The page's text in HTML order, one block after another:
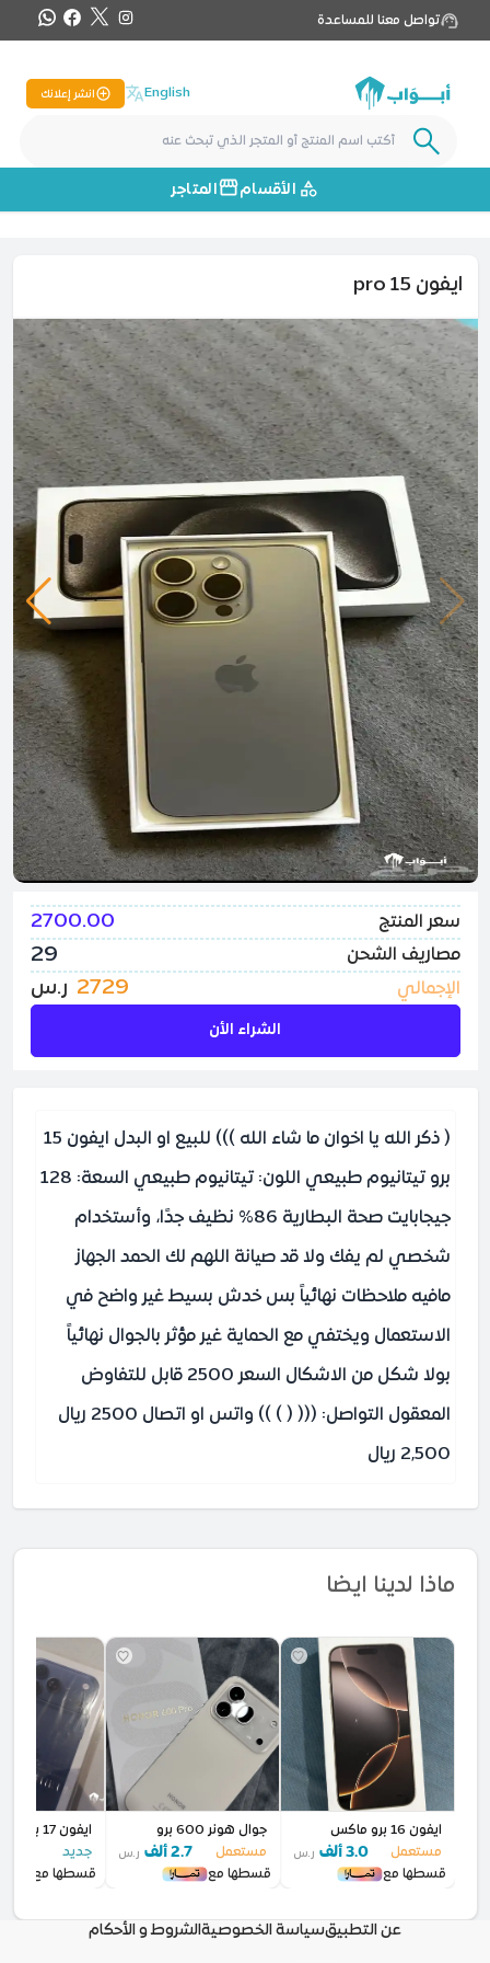
تواصل معنا للمساعدة
English انشر إعلانك
الأقسام المتاجر
ايفون 15 pro
سعر المنتج 2700.00
مصاريف الشحن 29
الإجمالي 2729 ر.س
الشراء الأن
( ذكر الله يا اخوان ما شاء الله ))) للبيع او البدل ايفون 15
برو تيتانيوم طبيعي اللون: تيتانيوم طبيعي السعة: 128
جيجابايت صحة البطارية 86% نظيف جدًا، وأستخدام
شخصي لم يفك ولا قد صيانة اللهم لك الحمد الجهاز
مافيه ملاحظات نهائياً بس خدش بسيط غير واضح في
الاستعمال ويختفي مع الحماية غير مؤثر بالجوال نهائياً
بولا شكل من الاشكال السعر 2500 قابل للتفاوض
المعقول التواصل: ((( ( ) )) واتس او اتصال 2500 ريال
2,500 ريال
ماذا لدينا ايضا
ايفون 16 برو ماكس
مستعمل
3.0 ألف ر.س
قسطها مع
جوال هونر 600 برو
مستعمل
2.7 ألف ر.س
قسطها مع
ايفون 17 برو ماكس جدي
جديد
قسطها مع
عن التطبيقسياسة الخصوصيةالشروط و الأحكام